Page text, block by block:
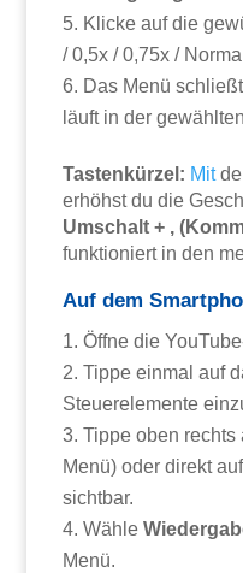
Klicke auf die
/ 0,5x / 0,75x /
Das Menü
läuft in der
Tastenkürzel: Mit
erhöhst du die
Umschalt + ,
funktioniert in den
Auf dem
Öffne die
Tippe einmal auf
Steuerelemente
Tippe oben
Menü) oder direkt
sichtbar.
Wähle
Menü.